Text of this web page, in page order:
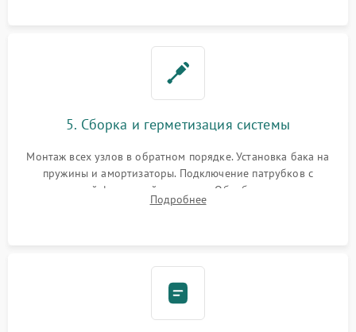
5. Сборка и герметизация системы
Монтаж всех узлов в обратном порядке. Установка бака на
пружины и амортизаторы. Подключение патрубков с
надежной фиксацией хомутами. Обработка стыков
герметиком для предотвращения возможных протечек воды.
Подробнее